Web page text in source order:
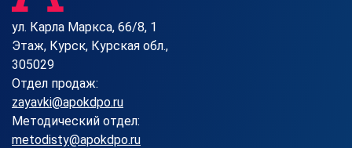
ул. Карла Маркса, 66/8, 1
Этаж, Курск, Курская обл.,
305029
Отдел продаж:
zayavki@apokdpo.ru
Методический отдел:
metodisty@apokdpo.ru